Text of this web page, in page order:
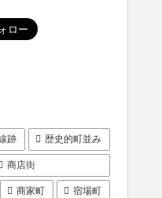
跡 歴史的町並み
商店街
商家町 宿場町